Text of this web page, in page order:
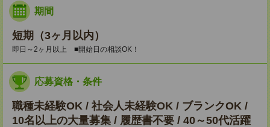
期間
短期（3ヶ月以内）
即日～2ヶ月以上 ■開始日の相談OK！
応募資格・条件
職種未経験OK / 社会人未経験OK / ブランクOK /
10名以上の大量募集 / 履歴書不要 / 40～50代活躍